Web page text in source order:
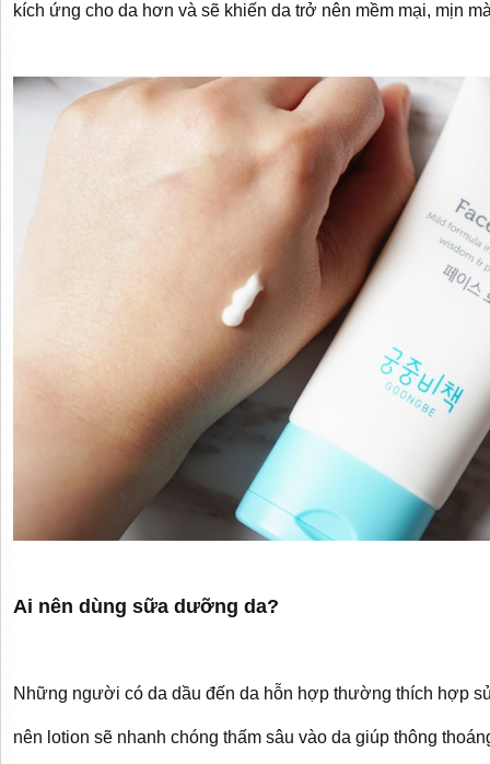
kích ứng cho da hơn và sẽ khiến da trở nên mềm mại, mịn
Ai nên dùng sữa dưỡng da?
Những người có da dầu đến da hỗn hợp thường thích hợp
nên lotion sẽ nhanh chóng thấm sâu vào da giúp thông